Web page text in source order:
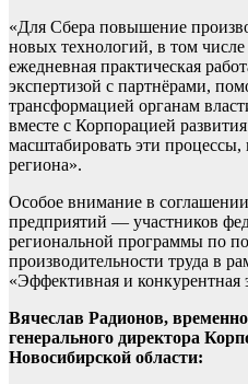
«Для Сбера повышение
новых технологий, в том
ежедневная практическая
экспертизой с партнёрами,
трансформацией органам
вместе с Корпорацией
масштабировать эти процессы,
региона».
Особое внимание в
предприятий — участников
региональной программы по
производительности труда в
«Эффективная и конкурентная
Вячеслав Радионов,
генерального директора
Новосибирской области: